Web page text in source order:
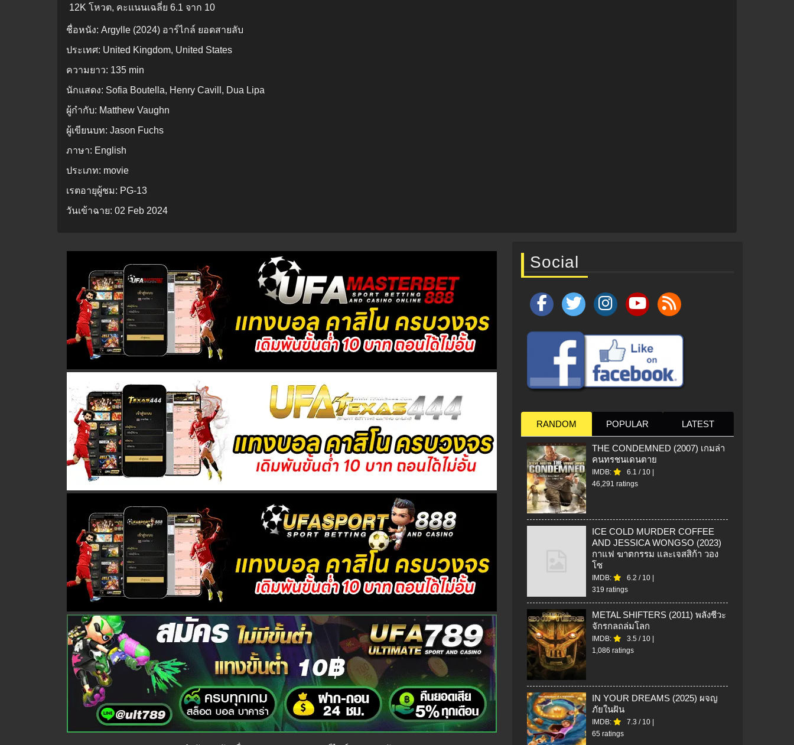
12K โหวต, คะแนนเฉลี่ย 6.1 จาก 10
ชื่อหนัง: Argylle (2024) อาร์ไกล์ ยอดสายลับ
ประเทศ: United Kingdom, United States
ความยาว: 135 min
นักแสดง: Sofia Boutella, Henry Cavill, Dua Lipa
ผู้กำกับ: Matthew Vaughn
ผู้เขียนบท: Jason Fuchs
ภาษา: English
ประเภท: movie
เรตอายุผู้ชม: PG-13
วันเข้าฉาย: 02 Feb 2024
Social
RANDOM POPULAR LATEST
THE CONDEMNED (2007) เกมล่า
คนทรชนเดนตาย
IMDB: 6.1 / 10
46,291 ratings
ICE COLD MURDER COFFEE
AND JESSICA WONGSO (2023)
กาแฟ ฆาตกรรม และเจสสิก้า วอง
โซ
IMDB: 6.2 / 10
319 ratings
METAL SHIFTERS (2011) พลังชีวะ
จักรกลถล่มโลก
IMDB: 3.5 / 10
1,086 ratings
IN YOUR DREAMS (2025) ผจญ
ภัยในฝัน
IMDB: 7.3 / 10
65 ratings